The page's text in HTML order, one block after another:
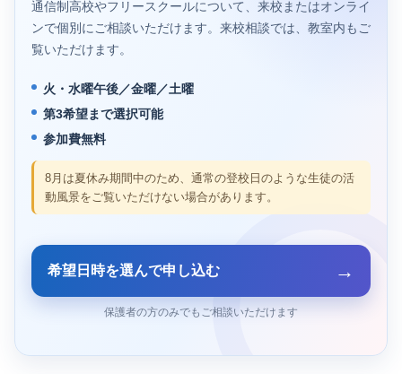
通信制高校やフリースクールについて、来校またはオンライ
ンで個別にご相談いただけます。来校相談では、教室内もご
覧いただけます。
火・水曜午後／金曜／土曜
第3希望まで選択可能
参加費無料
8月は夏休み期間中のため、通常の登校日のような生徒の活
動風景をご覧いただけない場合があります。
希望日時を選んで申し込む →
保護者の方のみでもご相談いただけます